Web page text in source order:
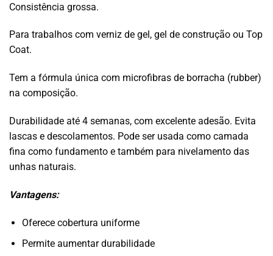
Consistência grossa.
Para trabalhos com verniz de gel, gel de construção ou Top
Coat.
Tem a fórmula única com microfibras de borracha (rubber)
na composição.
Durabilidade até 4 semanas, com excelente adesão. Evita
lascas e descolamentos. Pode ser usada como camada
fina como fundamento e também para nivelamento das
unhas naturais.
Vantagens:
Oferece cobertura uniforme
Permite aumentar durabilidade